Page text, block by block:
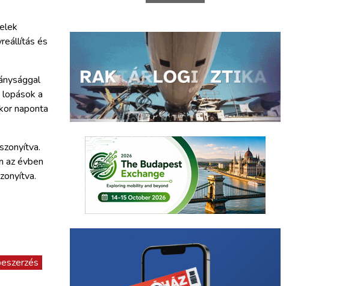
és
a
naponta
az évben